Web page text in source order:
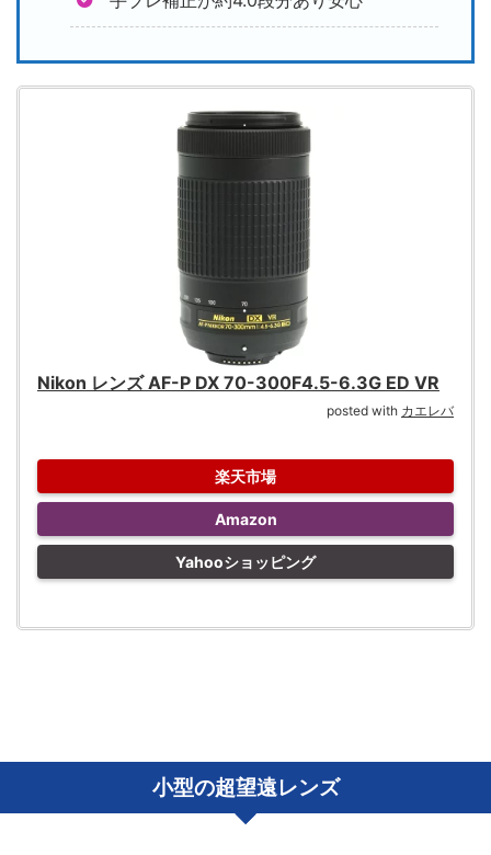
Nikon レンズ AF-P DX 70-300F4.5-6.3G ED VR
posted with カエレバ
楽天市場
Amazon
Yahooショッピング
小型の超望遠レンズ